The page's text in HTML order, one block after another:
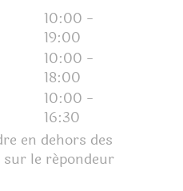
10:00 -
19:00
10:00 -
18:00
10:00 -
16:30
en dehors des
le répondeur